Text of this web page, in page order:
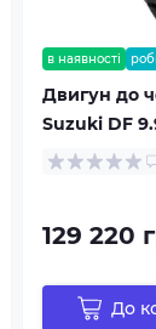
в наявності
Двигун до
Suzuki DF
129 220
До